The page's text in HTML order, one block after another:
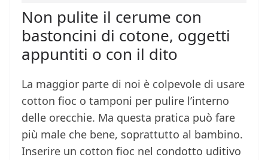
Non pulite il cerume con
bastoncini di cotone, oggetti
appuntiti o con il dito
La maggior parte di noi è colpevole di usare
cotton fioc o tamponi per pulire l’interno
delle orecchie. Ma questa pratica può fare
più male che bene, soprattutto al bambino.
Inserire un cotton fioc nel condotto uditivo